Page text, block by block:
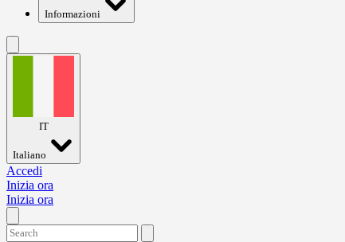
Informazioni
IT
Italiano
Accedi
Inizia ora
Inizia ora